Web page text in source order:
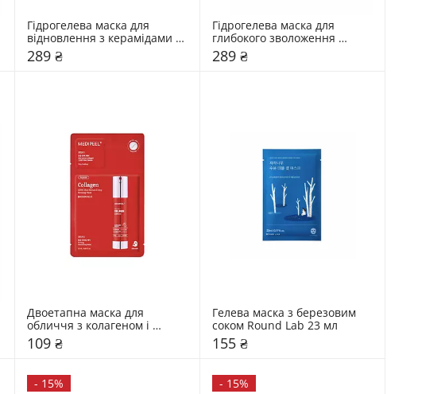
Гідрогелева маска для
відновлення з керамідами та
льодовиковою водою
Biodance Hydro Cera-Nol Real
289 ₴
Гідрогелева маска для
глибокого зволоження
Biodance Bio-Collagen Real
Deep Mask
289 ₴
Двоетапна маска для
обличчя з колагеном і
мікроголками Medi-Peel 25
мл
109 ₴
Гелева маска з березовим
соком Round Lab 23 мл
155 ₴
- 15% - 15%